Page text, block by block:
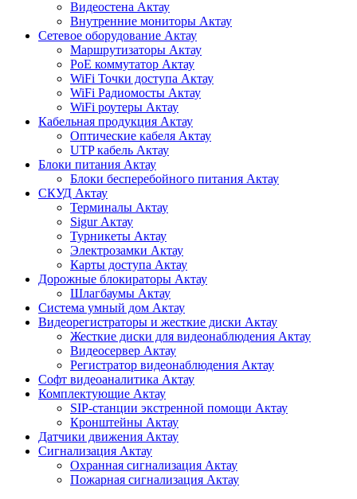
Видеостена Актау
Внутренние мониторы Актау
Сетевое оборудование Актау
Маршрутизаторы Актау
PoE коммутатор Актау
WiFi Точки доступа Актау
WiFi Радиомосты Актау
WiFi роутеры Актау
Кабельная продукция Актау
Оптические кабеля Актау
UTP кабель Актау
Блоки питания Актау
Блоки бесперебойного питания Актау
СКУД Актау
Терминалы Актау
Sigur Актау
Турникеты Актау
Электрозамки Актау
Карты доступа Актау
Дорожные блокираторы Актау
Шлагбаумы Актау
Система умный дом Актау
Видеорегистраторы и жесткие диски Актау
Жесткие диски для видеонаблюдения Актау
Видеосервер Актау
Регистратор видеонаблюдения Актау
Софт видеоаналитика Актау
Комплектующие Актау
SIP-станции экстренной помощи Актау
Кронштейны Актау
Датчики движения Актау
Сигнализация Актау
Охранная сигнализация Актау
Пожарная сигнализация Актау